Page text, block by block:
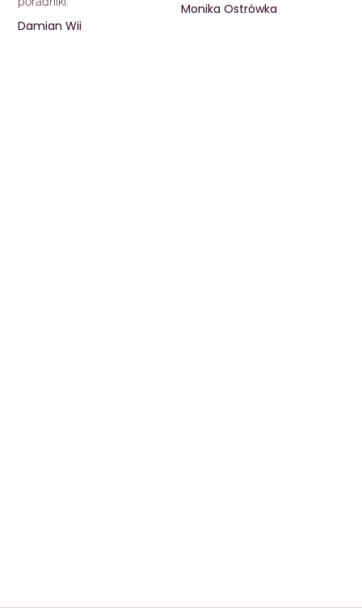
Damian Wii
Monika Ostrówka